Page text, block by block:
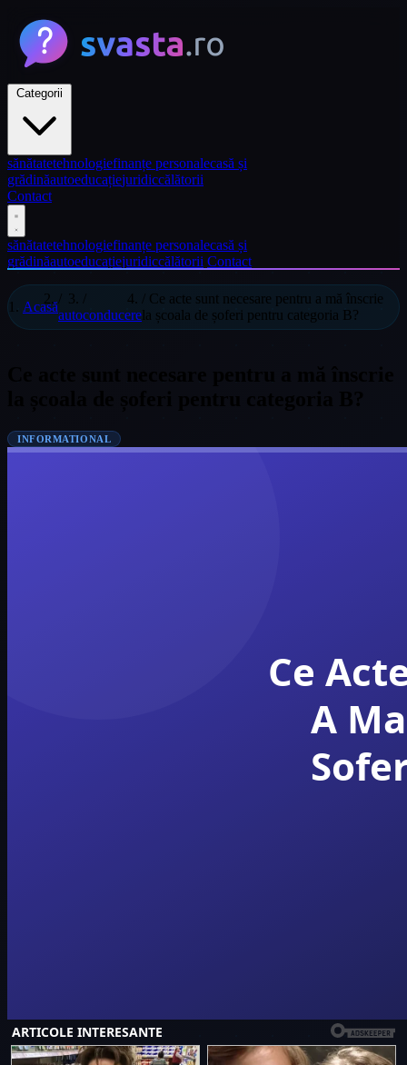
sănătatetehnologiefinanțe personalecasă și
grădinăautoeducațiejuridiccălătorii
Contact
sănătatetehnologiefinanțe personalecasă și
grădinăautoeducațiejuridiccălătorii Contact
Acasă
autoconducere
/ Ce acte sunt necesare pentru a mă înscrie
la școala de șoferi pentru categoria B?
INFORMATIONAL